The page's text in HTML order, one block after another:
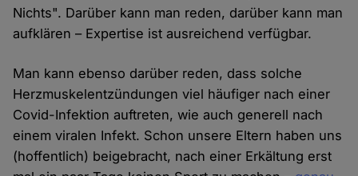
Nichts". Darüber kann man reden, darüber kann man
aufklären – Expertise ist ausreichend verfügbar.
Man kann ebenso darüber reden, dass solche
Herzmuskelentzündungen viel häufiger nach einer
Covid-Infektion auftreten, wie auch generell nach
einem viralen Infekt. Schon unsere Eltern haben uns
(hoffentlich) beigebracht, nach einer Erkältung erst